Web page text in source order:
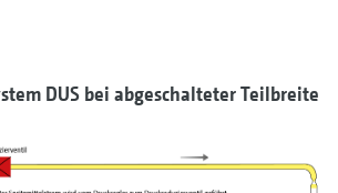
DUS bei abgeschalteter Teilbreite